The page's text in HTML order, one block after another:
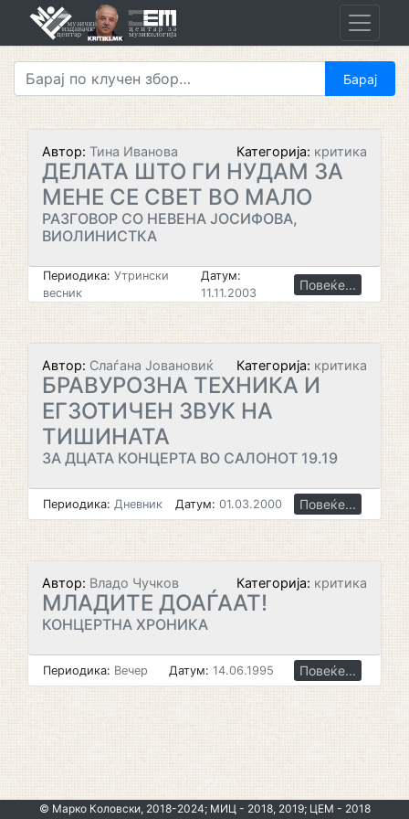
Автор: Тина Иванова Категорија: критика
ДЕЛАТА ШТО ГИ НУДАМ ЗА
МЕНЕ СЕ СВЕТ ВО МАЛО
РАЗГОВОР СО НЕВЕНА ЈОСИФОВА,
ВИОЛИНИСТКА
Периодика: Утрински
весник
Датум:
11.11.2003
Повеќе...
Автор: Слаѓана Јовановиќ Категорија: критика
БРАВУРОЗНА ТЕХНИКА И
ЕГЗОТИЧЕН ЗВУК НА
ТИШИНАТА
ЗА ДЦАТА КОНЦЕРТА ВО САЛОНОТ 19.19
Периодика: Дневник Датум: 01.03.2000 Повеќе...
Автор: Владо Чучков Категорија: критика
МЛАДИТЕ ДОАЃААТ!
КОНЦЕРТНА ХРОНИКА
Периодика: Вечер Датум: 14.06.1995 Повеќе...
© Марко Коловски, 2018-2024; МИЦ - 2018, 2019; ЦЕМ - 2018